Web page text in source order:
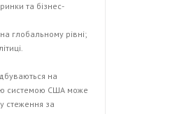
та бізнес-
глобальному рівні;
на
системою США може
стеження за